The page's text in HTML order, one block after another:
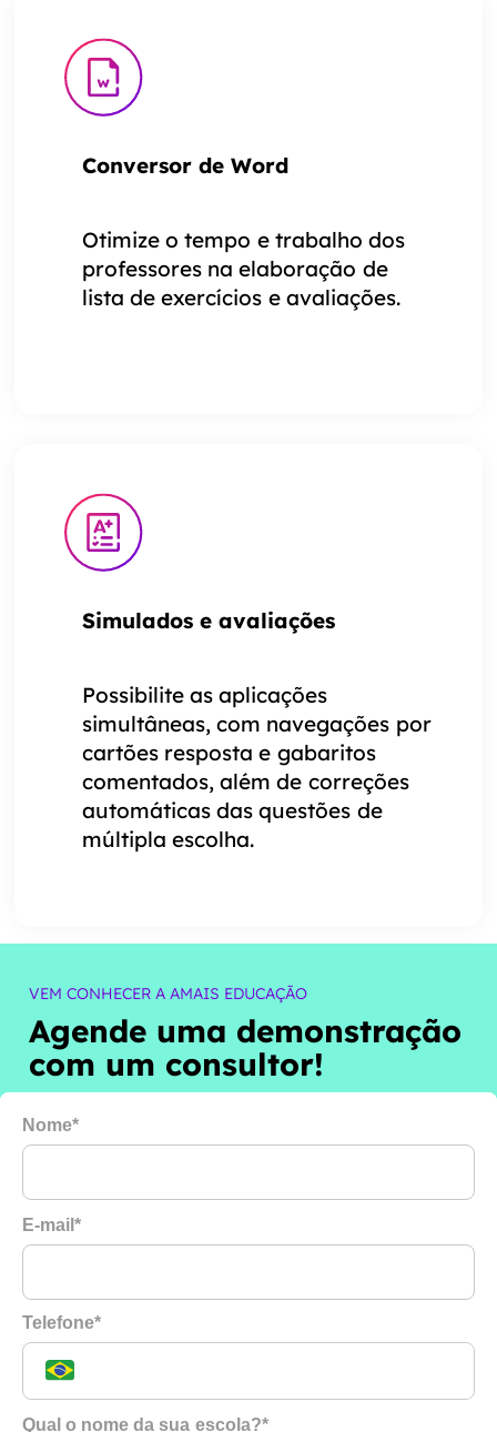
Conversor de Word
Otimize o tempo e trabalho dos
professores na elaboração de
lista de exercícios e avaliações.
Simulados e avaliações
Possibilite as aplicações
simultâneas, com navegações por
cartões resposta e gabaritos
comentados, além de correções
automáticas das questões de
múltipla escolha.
VEM CONHECER A AMAIS EDUCAÇÃO
Agende uma demonstração
com um consultor!
Nome*
E-mail*
Telefone*
Qual o nome da sua escola?*